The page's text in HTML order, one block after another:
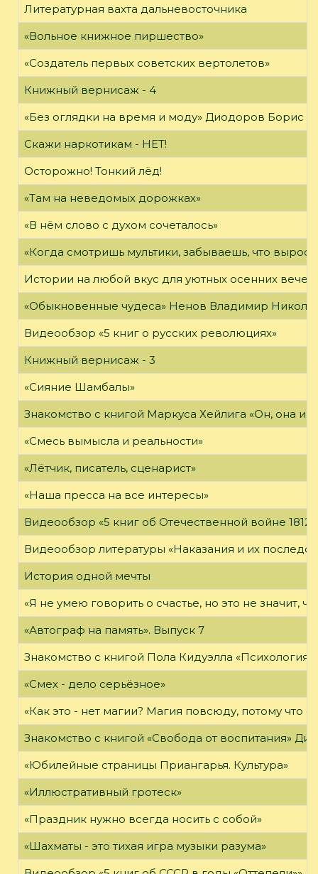
Литературная вахта дальневосточника
«Вольное книжное пиршество»
«Создатель первых советских вертолетов»
Книжный вернисаж - 4
«Без оглядки на время и моду» Диодоров Борис
Скажи наркотикам - НЕТ!
Осторожно! Тонкий лёд!
«Там на неведомых дорожках»
«В нём слово с духом сочеталось»
«Когда смотришь мультики, забываешь, что вырос»
Истории на любой вкус для уютных осенних
«Обыкновенные чудеса» Ненов Владимир
Видеообзор «5 книг о русских революциях»
Книжный вернисаж - 3
«Сияние Шамбалы»
Знакомство с книгой Маркуса Хейлига «Он, она и
«Смесь вымысла и реальности»
«Лётчик, писатель, сценарист»
«Наша пресса на все интересы»
Видеообзор «5 книг об Отечественной войне 1812
Видеообзор литературы «Наказания и их
История одной мечты
«Я не умею говорить о счастье, но это не значит,
«Автограф на память». Выпуск 7
Знакомство с книгой Пола Кидуэлла «Психология
«Смех - дело серьёзное»
«Как это - нет магии? Магия повсюду, потому что
Знакомство с книгой «Свобода от воспитания»
«Юбилейные страницы Приангарья. Культура»
«Иллюстративный гротеск»
«Праздник нужно всегда носить с собой»
«Шахматы - это тихая игра музыки разума»